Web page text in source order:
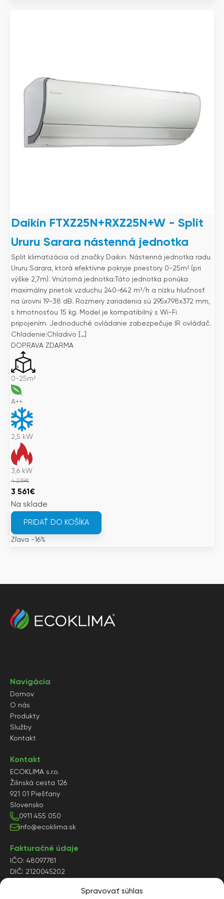
Spravovať súhlas
Daikin FTXZ25N+RXZ25N+W - Split
Ururu Sarara nástenná jednotka
Split klimatizácia od značky Daikin. Nástenná jednotka radu
Ururu Sarara, ktorá efektívne pokryje priestory 0-25m² (pri
výške 2,7m). Vnútorná jednotka:Táto jednotka ponúka
maximálny prietok vzduchu 240-642 m³/h a nízku hlučnosť
na úrovni 19-38 dB. Rozmery zariadenia sú 295x798x372 mm,
s hmotnosťou 15 kg. Model je kompatibilný s Wi-Fi
pripojením. Jednoduché ovládanie zabezpečuje IR ovládač.
Chladenie:Chladivo […]
DOPRAVA ZDARMA
0-25m²
A++
2,5 kW
3,6 kW
4 239€
Pôvodná
cena
bola:
4
239€.
3 561 €Aktuálna
cena
561€.
Na sklade
PRIDAŤ DO KOŠÍKA
Zľava -16%
Navigácia
Domov
O nás
Produkty
Služby
Kontakt
Kontakt
ECOKLIMA s.r.o.
Žilinská cesta 126
921 01 Piešťany
Slovensko
0911 455 050
info@ecoklima.sk
Fakturačné údaje
IČO: 48097781
DIČ: 2120045202